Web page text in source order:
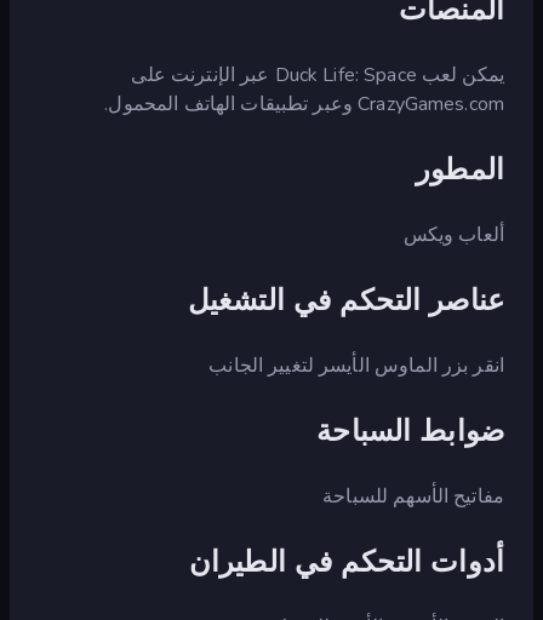
المنصات
يمكن لعب Duck Life: Space عبر الإنترنت على
CrazyGames.com وعبر تطبيقات الهاتف المحمول.
المطور
ألعاب ويكس
عناصر التحكم في التشغيل
انقر بزر الماوس الأيسر لتغيير الجانب
ضوابط السباحة
مفاتيح الأسهم للسباحة
أدوات التحكم في الطيران